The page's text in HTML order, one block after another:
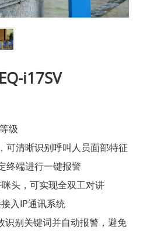
i17SV
级
可清晰识别呼叫人员面部特征
终端进行一键报警
头，可实现全双工对讲
入IP通讯系统
识别关键词并自动报警，避免